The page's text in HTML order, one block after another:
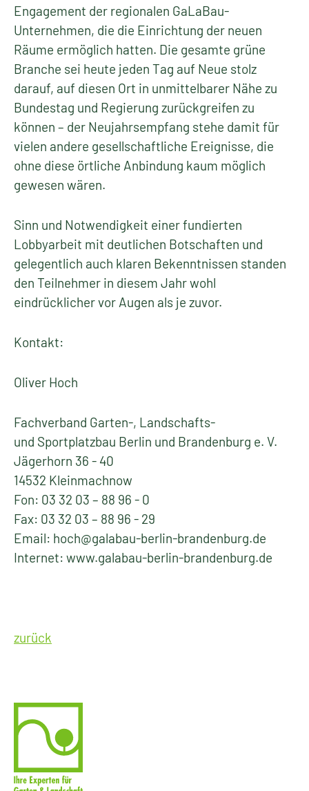
Engagement der regionalen GaLaBau-
Unternehmen, die die Einrichtung der neuen
Räume ermöglich hatten. Die gesamte grüne
Branche sei heute jeden Tag auf Neue stolz
darauf, auf diesen Ort in unmittelbarer Nähe zu
Bundestag und Regierung zurückgreifen zu
können – der Neujahrsempfang stehe damit für
vielen andere gesellschaftliche Ereignisse, die
ohne diese örtliche Anbindung kaum möglich
gewesen wären.
Sinn und Notwendigkeit einer fundierten
Lobbyarbeit mit deutlichen Botschaften und
gelegentlich auch klaren Bekenntnissen standen
den Teilnehmer in diesem Jahr wohl
eindrücklicher vor Augen als je zuvor.
Kontakt:
Oliver Hoch
Fachverband Garten-, Landschafts-
und Sportplatzbau Berlin und Brandenburg e. V.
Jägerhorn 36 - 40
14532 Kleinmachnow
Fon: 03 32 03 – 88 96 - 0
Fax: 03 32 03 – 88 96 - 29
Email: hoch@galabau-berlin-brandenburg.de
Internet: www.galabau-berlin-brandenburg.de
zurück